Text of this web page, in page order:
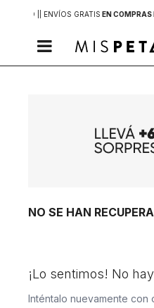
DE MVD | | ENVÍOS GRATISEN COMPRAS

NO SE HAN
¡Lo sentimos! No
Inténtalo nuevamente